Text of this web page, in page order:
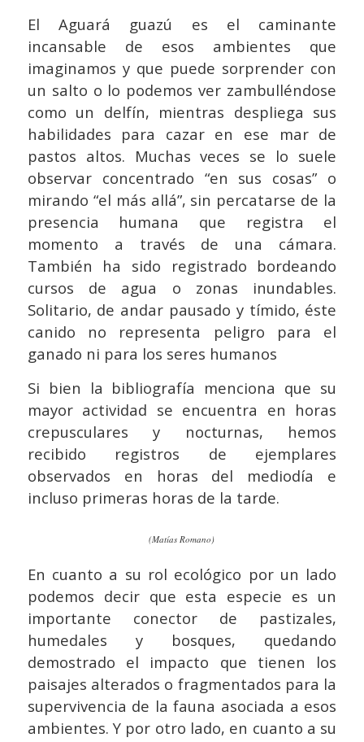
El Aguará guazú es el caminante
incansable de esos ambientes que
imaginamos y que puede sorprender con
un salto o lo podemos ver zambulléndose
como un delfín, mientras despliega sus
habilidades para cazar en ese mar de
pastos altos. Muchas veces se lo suele
observar concentrado “en sus cosas” o
mirando “el más allá”, sin percatarse de la
presencia humana que registra el
momento a través de una cámara.
También ha sido registrado bordeando
cursos de agua o zonas inundables.
Solitario, de andar pausado y tímido, éste
canido no representa peligro para el
ganado ni para los seres humanos
Si bien la bibliografía menciona que su
mayor actividad se encuentra en horas
crepusculares y nocturnas, hemos
recibido registros de ejemplares
observados en horas del mediodía e
incluso primeras horas de la tarde.
(Matías Romano)
En cuanto a su rol ecológico por un lado
podemos decir que esta especie es un
importante conector de pastizales,
humedales y bosques, quedando
demostrado el impacto que tienen los
paisajes alterados o fragmentados para la
supervivencia de la fauna asociada a esos
ambientes. Y por otro lado, en cuanto a su